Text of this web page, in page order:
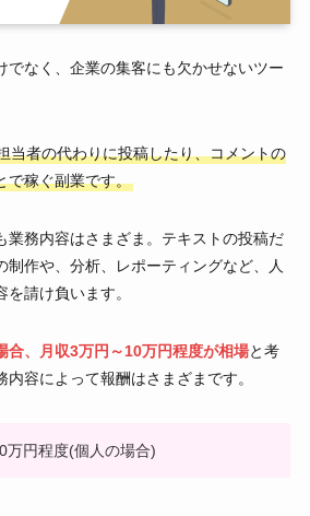
でなく、企業の集客にも欠かせないツー
当者の代わりに投稿したり、コメントの
で稼ぐ副業です。
業務内容はさまざま。テキストの投稿だ
制作や、分析、レポーティングなど、人
請け負います。
合、月収3万円～10万円程度が相場と考
容によって報酬はさまざまです。
万円程度(個人の場合)